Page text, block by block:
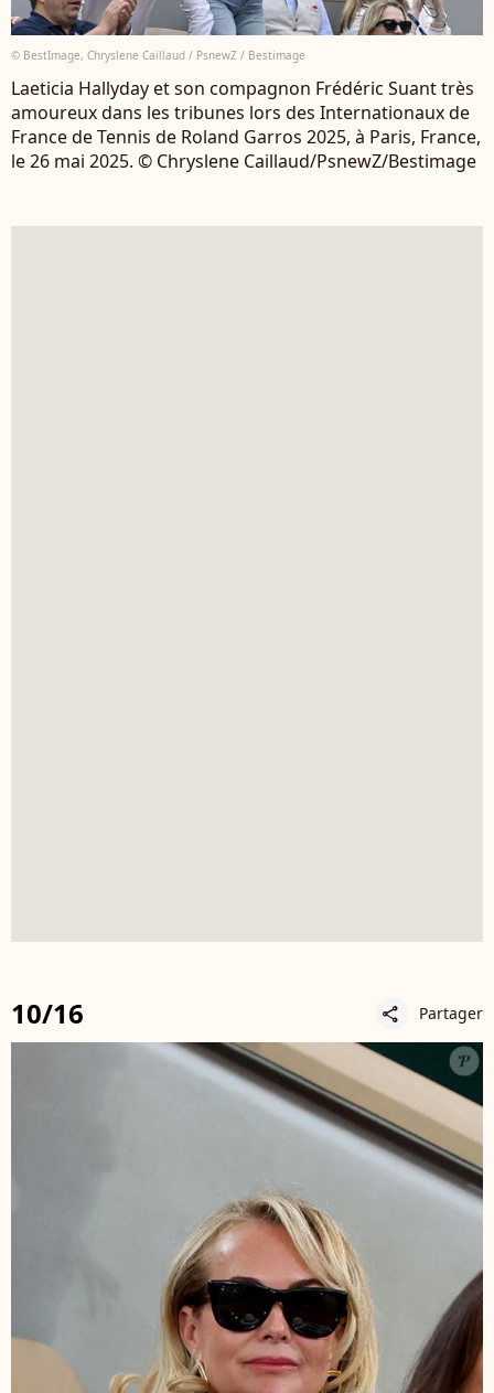
© BestImage, Chryslene Caillaud / PsnewZ / Bestimage
Laeticia Hallyday et son compagnon Frédéric Suant très
amoureux dans les tribunes lors des Internationaux de
France de Tennis de Roland Garros 2025, à Paris, France,
le 26 mai 2025. © Chryslene Caillaud/PsnewZ/Bestimage
10/16 share Partager